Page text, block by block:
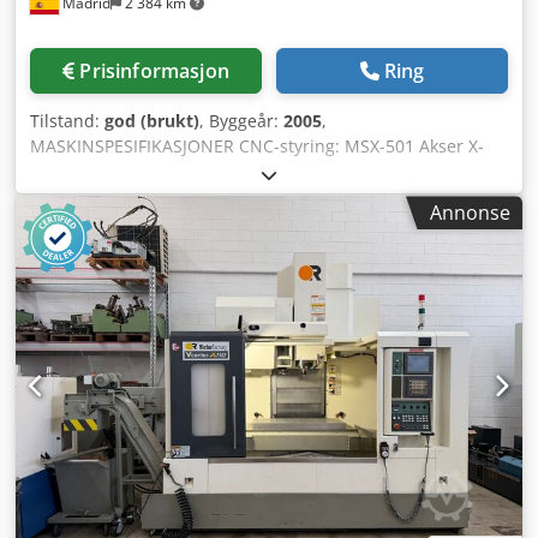
Prisinformasjon Ring
Tilstand: god (brukt), Byggeår: 2005,
MASKINSPESIFIKASJONER CNC-styring: MSX-501 Akser X-
akse vandring mm: 630 Y-akse vandring mm: 600 Z-akse
vandring mm: 670 B-akse grader: 360º (0,001º indeks)
Mating hastighet m/min: 50 Hurtig gange m/min: 50
Arbeidsbord Antall paller: 2 Bordmål mm: 500x500
Maksimal emnestørrelse (D x H) mm: ø800x1.000 Maks.
emnevekt kg: 500 Dsdpfx Amjxq Hcwehjkr Spindel
Spindelhastighet o/min: 8.000 Spindeldrift effekt kW:
18,5/22 Verktøysystem Verktøyholder: ISO-50
Verktøymagasin plasser: SK50 Utstyr Spontransportør
Signallampe Høytrykkspumpe Intern kjøling
Annonse